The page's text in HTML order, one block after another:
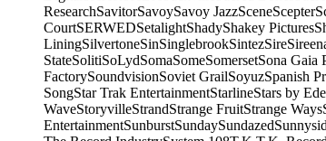
ResearchSavitorSavoySavoy JazzSceneScepter
CourtSERWEDSetalightShadyShakey Pictures
LiningSilvertoneSinSinglebrookSintezSire
StateSolitiSoLydSomaSomeSomersetSona Gaia
FactorySoundvisionSoviet GrailSoyuzSpanish
SongStar Trak EntertainmentStarlineStars by
WaveStoryvilleStrandStrange FruitStrange Ways
EntertainmentSunburstSundaySundazed